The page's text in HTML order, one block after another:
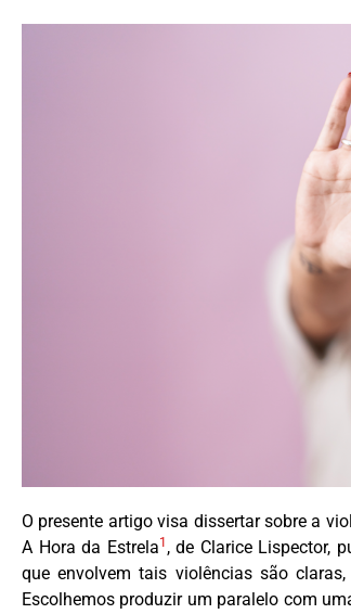
O presente artigo visa dissertar sobre a
A Hora da Estrela1 , de Clarice Lispector,
que envolvem tais violências são
Escolhemos produzir um paralelo com